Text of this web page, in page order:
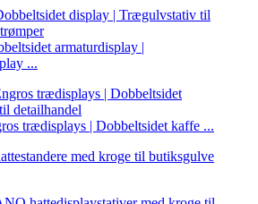
armaturdisplay |
...
trædisplays | Dobbeltsidet kaffe ...